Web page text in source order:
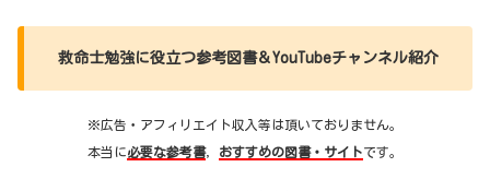
救命士勉強に役立つ参考図書＆YouTubeチャンネル紹介
※広告・アフィリエイト収入等は頂いておりません。
本当に必要な参考書， おすすめの図書・サイトです。